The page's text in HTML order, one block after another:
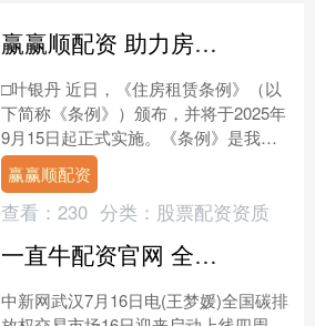
赢赢顺配资 助力房地产存量市场高质量发展
□叶银丹 近日，《住房租赁条例》（以
下简称《条例》）颁布，并将于2025年
9月15日起正式实施。《条例》是我国
首部专门针对住房租赁市场的行政法
规，旨在规范住房租....
赢赢顺配资
查看： 230 分类： 股票配资资质
一直牛配资官网 全国碳市场上线四周年 中碳登累计交易额超462亿元
中新网武汉7月16日电(王梦媛)全国碳排